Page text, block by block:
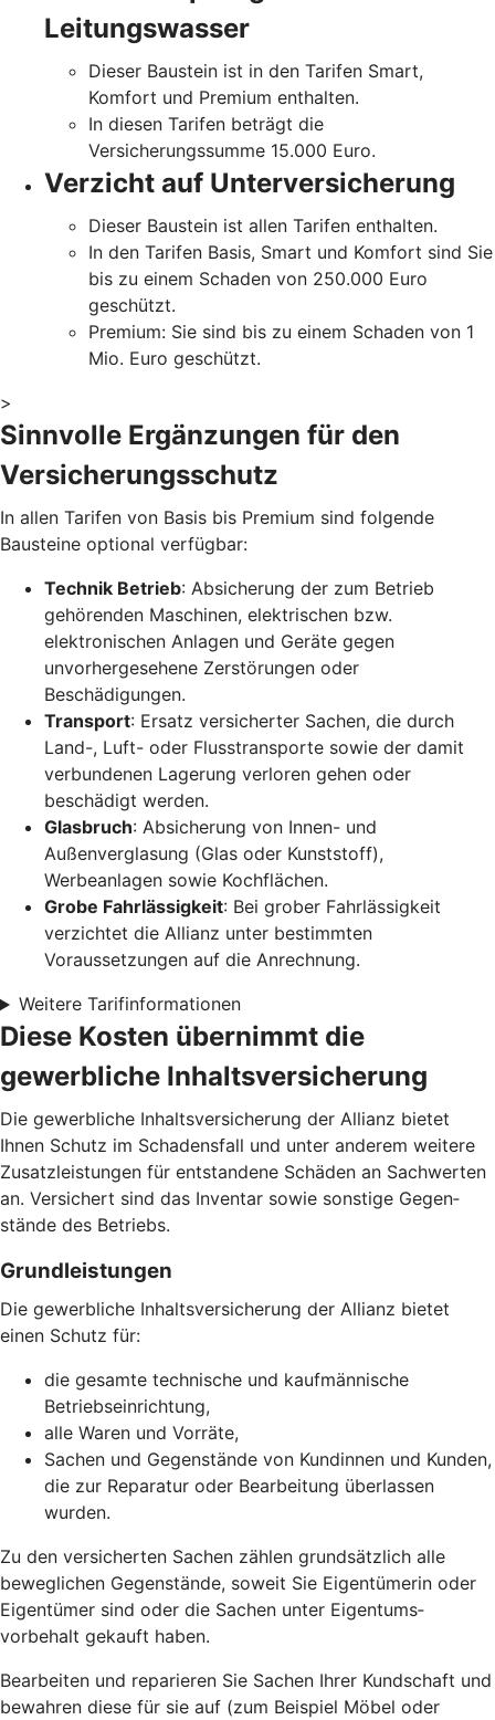
Leitungswasser
Dieser Baustein ist in den Tarifen Smart,
Komfort und Premium enthalten.
In diesen Tarifen beträgt die
Versicherungssumme 15.000 Euro.
Verzicht auf Unterversicherung
Dieser Baustein ist allen Tarifen enthalten.
In den Tarifen Basis, Smart und Komfort sind Sie
bis zu einem Schaden von 250.000 Euro
geschützt.
Premium: Sie sind bis zu einem Schaden von 1
Mio. Euro geschützt.
>
Sinnvolle Ergänzungen für den
Versicherungsschutz
In allen Tarifen von Basis bis Premium sind folgende
Bausteine optional verfügbar:
Technik Betrieb: Absicherung der zum Betrieb
gehörenden Maschinen, elektrischen bzw.
elektronischen Anlagen und Geräte gegen
unvorhergesehene Zerstörungen oder
Beschädigungen.
Transport: Ersatz versicherter Sachen, die durch
Land-, Luft- oder Flusstransporte sowie der damit
verbundenen Lagerung verloren gehen oder
beschädigt werden.
Glasbruch: Absicherung von Innen- und
Außenverglasung (Glas oder Kunststoff),
Werbeanlagen sowie Kochflächen.
Grobe Fahrlässigkeit: Bei grober Fahrlässigkeit
verzichtet die Allianz unter bestimmten
Voraussetzungen auf die Anrechnung.
Weitere Tarifinformationen
Diese Kosten übernimmt die
gewerbliche Inhaltsversicherung
Die gewerbliche Inhalts­versicherung der Allianz bietet
Ihnen Schutz im Schadens­fall und unter anderem weitere
Zusatz­leistungen für entstandene Schäden an Sachwerten
an. Versichert sind das Inventar sowie sonstige Gegen­
stände des Betriebs.
Grund­leistungen
Die gewerbliche Inhaltsversicherung der Allianz bietet
einen Schutz für:
die gesamte technische und kaufmännische
Betriebseinrichtung,
alle Waren und Vorräte,
Sachen und Gegenstände von Kundinnen und Kunden,
die zur Reparatur oder Bearbeitung überlassen
wurden.
Zu den versicherten Sachen zählen grund­sätzlich alle
beweglichen Gegen­stände, soweit Sie Eigentümerin oder
Eigentümer sind oder die Sachen unter Eigentums­
vorbehalt gekauft haben.
Bearbeiten und reparieren Sie Sachen Ihrer Kundschaft und
bewahren diese für sie auf (zum Beispiel Möbel oder